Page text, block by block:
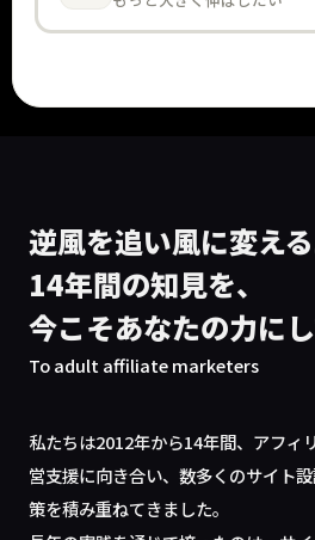
逆風を追い風に変える
14年間の知見を、
今こそあなたの力に
To adult affiliate marketers
私たちは2012年から14年間、アフィ
営支援に向き合い、数多くのサイト
策を積み重ねてきました。